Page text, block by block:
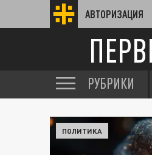
АВТОРИЗАЦИЯ
РУБРИКИ
ПОЛИТИКА